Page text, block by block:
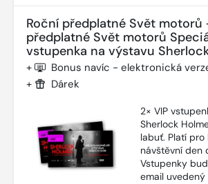
Roční předplatné Svět motorů
předplatné Svět motorů
vstupenka na výstavu
+ Bonus navíc - elektronická
+ Dárek
2× VIP
Sherlock
labuť. Platí pro
návštěvní den
Vstupenky
email